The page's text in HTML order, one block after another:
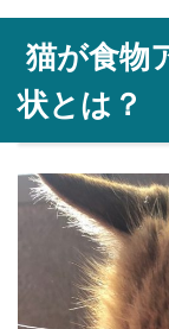
猫が食物
状とは？